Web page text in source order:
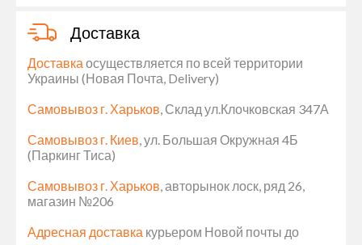
Доставка
Доставка осуществляется по всей территории
Украины (Новая Почта, Delivery)
Самовывоз г. Харьков, Склад ул.Клочковская 347А
Самовывоз г. Киев, ул. Большая Окружная 4Б
(Паркинг Тиса)
Самовывоз г. Харьков, авторынок лоск, ряд 26,
магазин №206
Адресная доставка курьером Новой почты до